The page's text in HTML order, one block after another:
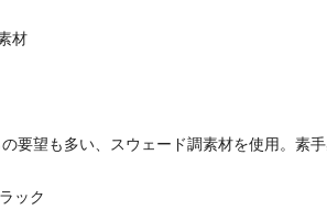
材
要望も多い、スウェード調素材を使用。素
ック